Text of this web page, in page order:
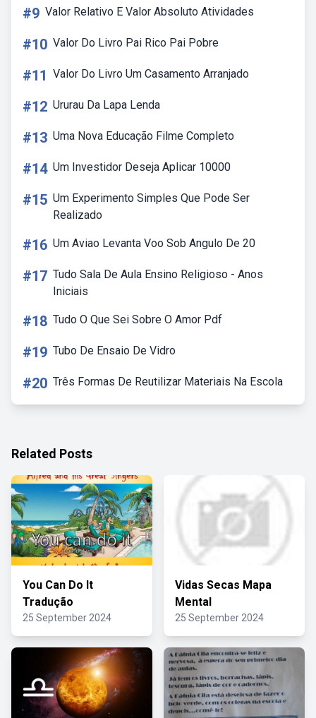
#9 Valor Relativo E Valor Absoluto Atividades
#10 Valor Do Livro Pai Rico Pai Pobre
#11 Valor Do Livro Um Casamento Arranjado
#12 Ururau Da Lapa Lenda
#13 Uma Nova Educação Filme Completo
#14 Um Investidor Deseja Aplicar 10000
#15 Um Experimento Simples Que Pode Ser
Realizado
#16 Um Aviao Levanta Voo Sob Angulo De 20
#17 Tudo Sala De Aula Ensino Religioso - Anos
Iniciais
#18 Tudo O Que Sei Sobre O Amor Pdf
#19 Tubo De Ensaio De Vidro
#20 Três Formas De Reutilizar Materiais Na Escola
Related Posts
You Can Do It
Tradução
25 September 2024
Vidas Secas Mapa
Mental
25 September 2024